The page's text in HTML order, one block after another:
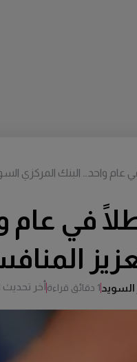
السويد1 دقائق قراءة أخر تحديث
180 عطلًا